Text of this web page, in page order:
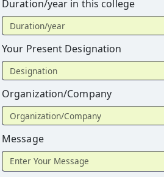
Duration/year in this college
Your Present Designation
Organization/Company
Message